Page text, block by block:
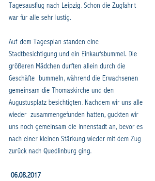
Tagesausflug nach Leipzig. Schon die Zugfahrt
war für alle sehr lustig.
Auf dem Tagesplan standen eine
Stadtbesichtigung und ein Einkaufsbummel. Die
größeren Mädchen durften allein durch die
Geschäfte  bummeln, während die Erwachsenen
gemeinsam die Thomaskirche und den
Augustusplatz besichtigten. Nachdem wir uns alle
wieder  zusammengefunden hatten, guckten wir
uns noch gemeinsam die Innenstadt an, bevor es
nach einer kleinen Stärkung wieder mit dem Zug
zurück nach Quedlinburg ging.
06.08.2017